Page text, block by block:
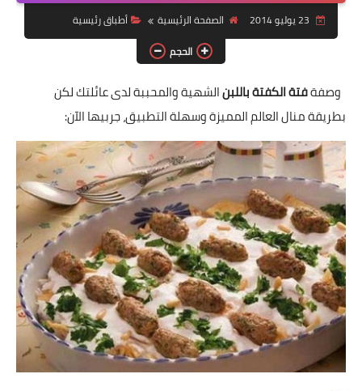
أطباق رئيسية
أطباق جانبية
مقبلات
سلطات
ساندويشات
مخبوزات
أطباق أطفال
أطباق بحرية
وصفات حصرية
الصفحة الرئيسية
أطباق رئيسية
الحجم
وصفةفتة الكفتة باللبنالشهية والمحببة لدى عائلتك لكن
بطريقة منال العالم المميزة وسهلة التطبيق، جربيها الآن: